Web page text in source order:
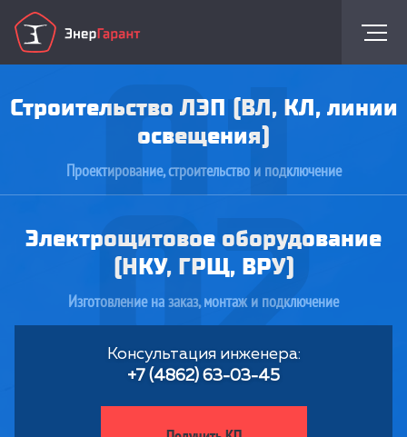
01
Строительство ЛЭП (ВЛ, КЛ, линии
освещения)
Проектирование, строительство и подключение
02
Электрощитовое оборудование
(НКУ, ГРЩ, ВРУ)
Изготовление на заказ, монтаж и подключение
Консультация инженера:
+7 (4862) 63-03-45